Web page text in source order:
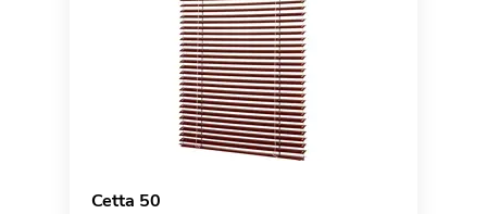
Cetta 50